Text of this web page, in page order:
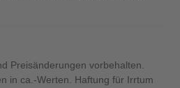
Preisänderungen vorbehalten.
in ca.-Werten. Haftung für Irrtum